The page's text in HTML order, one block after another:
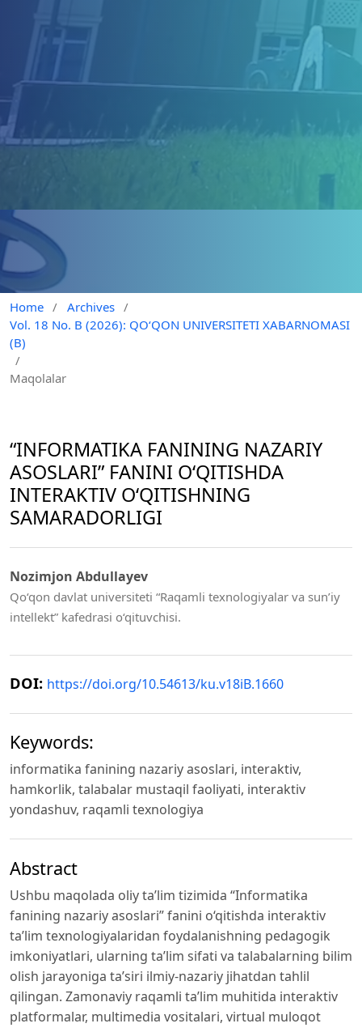
Home / Archives /
Vol. 18 No. B (2026): QO‘QON UNIVERSITETI XABARNOMASI
(B)
/
Maqolalar
“INFORMATIKA FANINING NAZARIY
ASOSLARI” FANINI O‘QITISHDA
INTERAKTIV O‘QITISHNING
SAMARADORLIGI
Nozimjon Abdullayev
Qo‘qon davlat universiteti “Raqamli texnologiyalar va sun’iy
intellekt” kafedrasi o‘qituvchisi.
DOI: https://doi.org/10.54613/ku.v18iB.1660
Keywords:
informatika fanining nazariy asoslari, interaktiv,
hamkorlik, talabalar mustaqil faoliyati, interaktiv
yondashuv, raqamli texnologiya
Abstract
Ushbu maqolada oliy ta’lim tizimida “Informatika
fanining nazariy asoslari” fanini o‘qitishda interaktiv
ta’lim texnologiyalaridan foydalanishning pedagogik
imkoniyatlari, ularning ta’lim sifati va talabalarning bilim
olish jarayoniga ta’siri ilmiy-nazariy jihatdan tahlil
qilingan. Zamonaviy raqamli ta’lim muhitida interaktiv
platformalar, multimedia vositalari, virtual muloqot